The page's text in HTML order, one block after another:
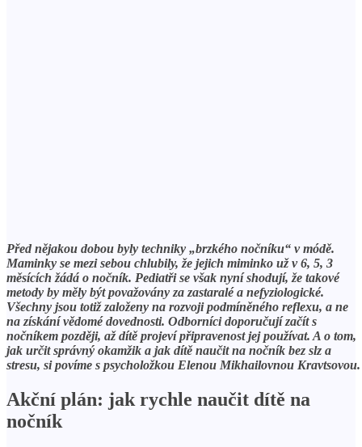
Před nějakou dobou byly techniky „brzkého nočníku“ v módě.
Maminky se mezi sebou chlubily, že jejich miminko už v 6, 5, 3
měsících žádá o nočník. Pediatři se však nyní shodují, že takové
metody by měly být považovány za zastaralé a nefyziologické.
Všechny jsou totiž založeny na rozvoji podmíněného reflexu, a ne
na získání vědomé dovednosti. Odborníci doporučují začít s
nočníkem později, až dítě projeví připravenost jej používat. A o tom,
jak určit správný okamžik a jak dítě naučit na nočník bez slz a
stresu, si povíme s psycholožkou Elenou Mikhailovnou Kravtsovou.
Akční plán: jak rychle naučit dítě na
nočník